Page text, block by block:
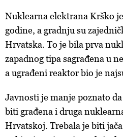
Nuklearna elektrana Krško
godine, a gradnju su
Hrvatska. To je bila prva
zapadnog tipa sagrađena u
a ugrađeni reaktor bio je
Javnosti je manje poznato
biti građena i druga
Hrvatskoj. Trebala je biti